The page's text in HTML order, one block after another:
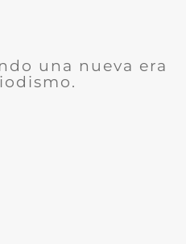
una nueva era